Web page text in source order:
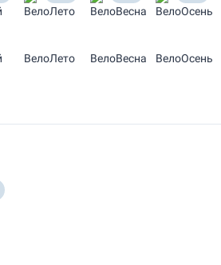
ВелоЛето ВелоВесна ВелоОсень